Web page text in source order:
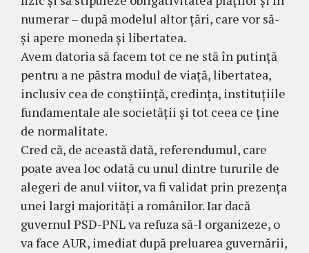
numerar – după modelul altor țări, care vor să-
și apere moneda și libertatea.
Avem datoria să facem tot ce ne stă în putință
pentru a ne păstra modul de viață, libertatea,
inclusiv cea de conștiință, credința, instituțiile
fundamentale ale societății și tot ceea ce ține
de normalitate.
Cred că, de această dată, referendumul, care
poate avea loc odată cu unul dintre tururile de
alegeri de anul viitor, va fi validat prin prezența
unei largi majorități a românilor. Iar dacă
guvernul PSD-PNL va refuza să-l organizeze, o
va face AUR, imediat după preluarea guvernării,